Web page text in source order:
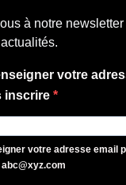
à notre
votre
inscrire
votre adresse email